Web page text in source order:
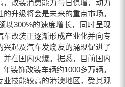
改装消费能力与日俱增，动力
升级将会是未来的重点市场。
以300%的速度增长，同时呈现
车改装正逐渐形成产业化并向专
起及汽车发烧友的涌现促进了
在国内火爆。据悉，目前国内
装饰改装车辆约1000多万辆。
技能较高的港澳地区，受其观